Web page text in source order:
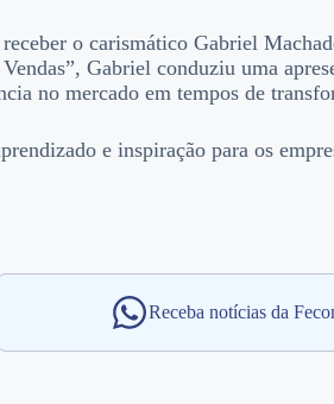
o carismático Gabriel
Gabriel conduziu uma
no mercado em tempos de
e inspiração para os
Receba notícias da